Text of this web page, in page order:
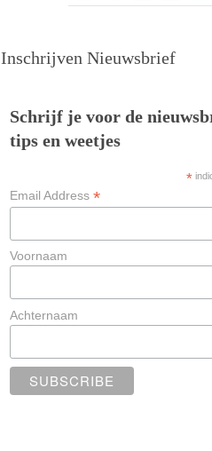
Inschrijven Nieuwsbrief
Schrijf je voor de
tips en weetjes
*
Email Address *
Voornaam
Achternaam